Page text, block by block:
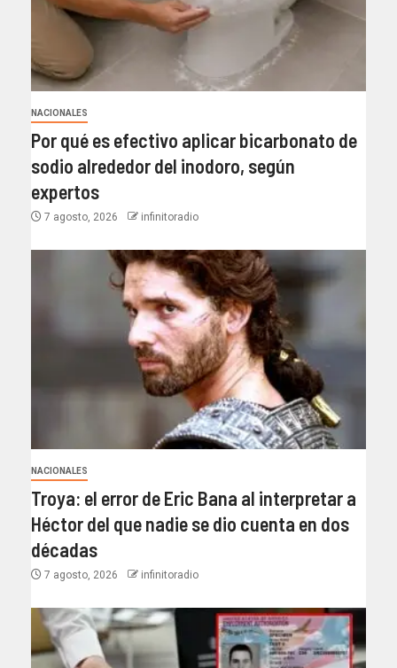
NACIONALES
Por qué es efectivo aplicar bicarbonato de
sodio alrededor del inodoro, según
expertos
7 agosto, 2026 infinitoradio
NACIONALES
Troya: el error de Eric Bana al interpretar a
Héctor del que nadie se dio cuenta en dos
décadas
7 agosto, 2026 infinitoradio